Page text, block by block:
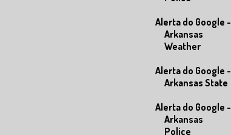
Alerta do Google -
Arkansas
Weather
Alerta do Google -
Arkansas State
Alerta do Google -
Arkansas
Police